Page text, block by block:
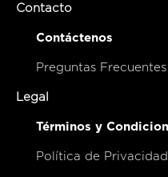
Contacto
Contáctenos
Preguntas Frecuentes
Legal
Términos y
Política de